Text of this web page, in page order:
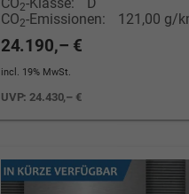
2
CO2-Emissionen: 121,00 g/
24.190,– €
incl. 19% MwSt.
UVP:24.430,– €